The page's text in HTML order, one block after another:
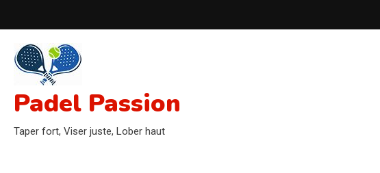
to
content
Padel Passion
Taper fort, Viser juste, Lober haut